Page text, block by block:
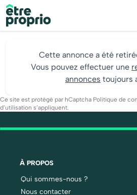
Cette annonce a été
Vous pouvez effectuer une
annonces toujours
Ce site est protégé par hCaptcha Politique de
d’utilisation s’appliquent.
À PROPOS
Qui sommes-nous ?
Nous contacter